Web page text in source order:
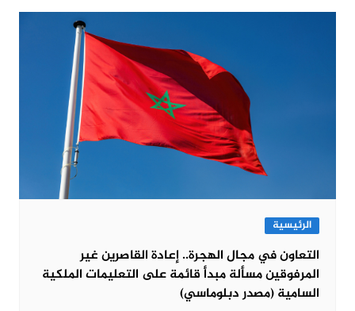
الرئيسية
التعاون في مجال الهجرة.. إعادة القاصرين غير
المرفوقين مسألة مبدأ قائمة على التعليمات الملكية
السامية (مصدر دبلوماسي)